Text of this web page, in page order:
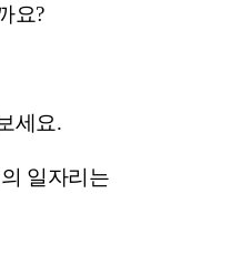
요?
세요.
일자리는